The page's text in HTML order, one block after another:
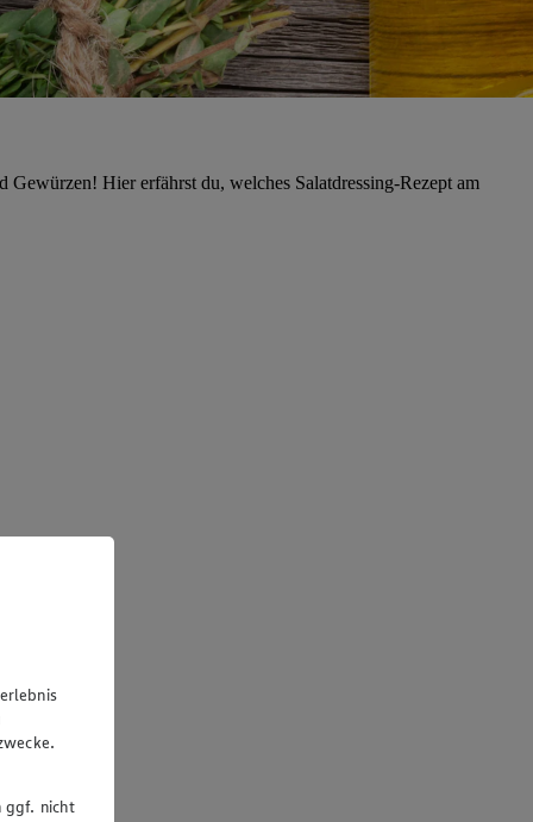
Hier erfährst du, welches Salatdressing-Rezept am
ggf. nicht